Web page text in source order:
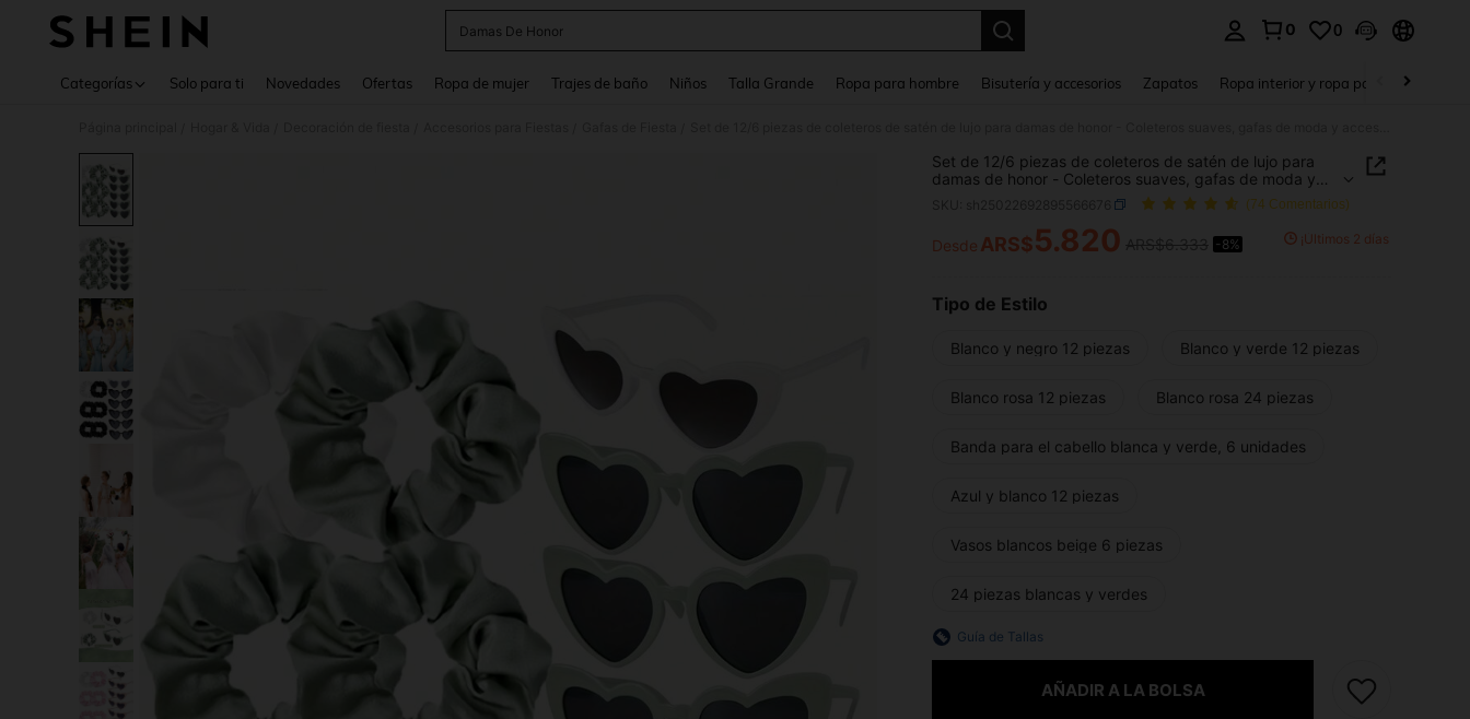
Damas De Honor
0 0
Categorías Solo para ti Novedades Ofertas Ropa de mujer Trajes de baño Niños Talla Grande Ropa para hombre Bisutería y accesorios Zapatos Ropa interior y ropa para dormir
Set de 12/6 piezas de coleteros de satén de lujo para
damas de honor - Coleteros suaves, gafas de moda y
accesorios únicos, adecuados para obsequios de
despedida de soltera, propuestas a damas de honor,
fiesta de novia y celebraciones de boda
(74 Comentarios)
PRICE AND AVAILABILITY
Desde ARS$5.820 -8% ¡Últimos 2 días
Tipo de Estilo
Blanco y negro 12 piezas Blanco y verde 12 piezas
Blanco rosa 12 piezas Blanco rosa 24 piezas
Banda para el cabello blanca y verde, 6 unidades
Azul y blanco 12 piezas
Vasos blancos beige 6 piezas
24 piezas blancas y verdes
Guía de Tallas
AÑADIR A LA BOLSA